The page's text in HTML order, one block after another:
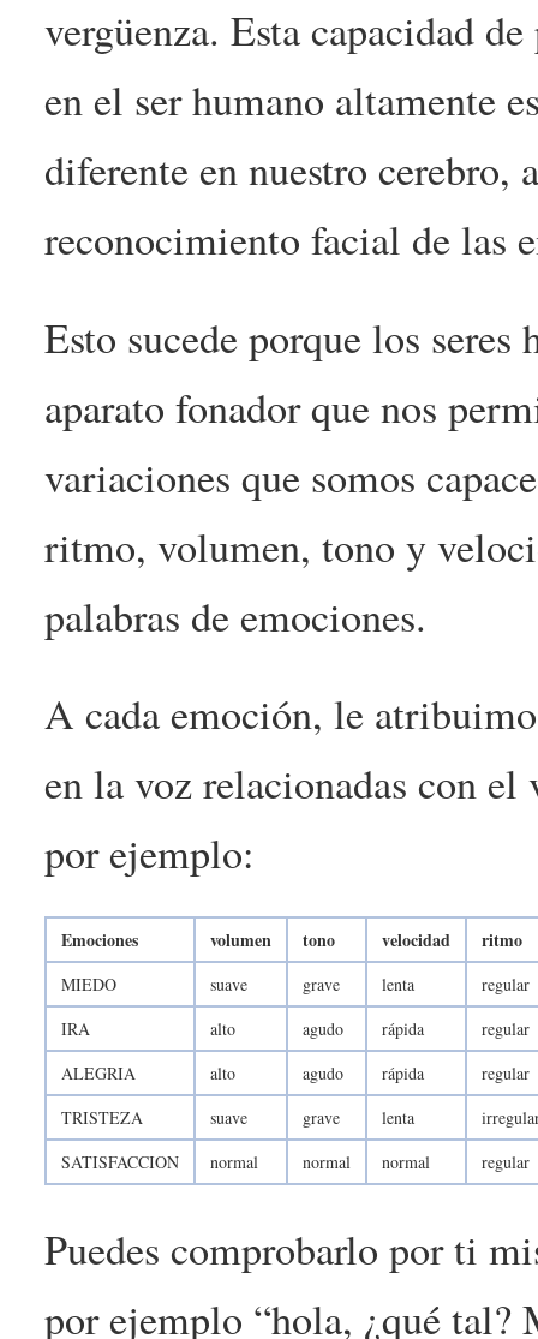
vergüenza. Esta capacidad
en el ser humano altamente
diferente en nuestro cerebro,
reconocimiento facial de las
Esto sucede porque los seres
aparato fonador que nos
variaciones que somos
ritmo, volumen, tono y
palabras de emociones.
A cada emoción, le
en la voz relacionadas con
por ejemplo:
Emociones volumen tono velocidad ritmo
MIEDO suave grave lenta
regular
IRA
alto agudo rápida
regular
ALEGRIA
alto agudo rápida
regular
TRISTEZA
suave grave lenta
SATISFACCION
normal normal normal regular
Puedes comprobarlo por ti
por ejemplo “hola, ¿qué